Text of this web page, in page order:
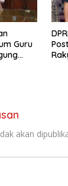
Guru
akan